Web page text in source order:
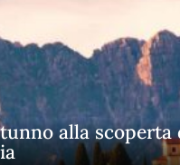
alla scoperta